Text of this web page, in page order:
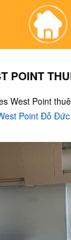
POINT
West Point thuê
Point Đỗ